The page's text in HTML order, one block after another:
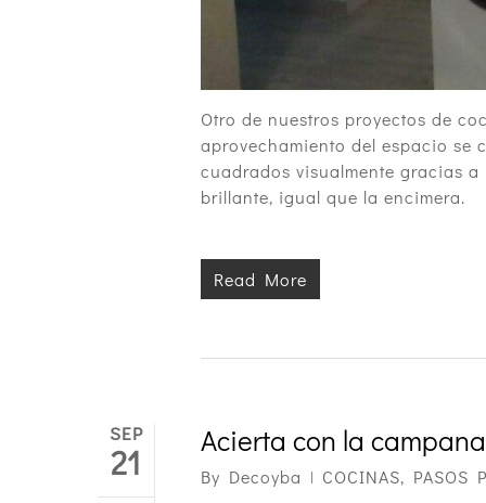
Otro de nuestros proyectos de
aprovechamiento del espacio se
cuadrados visualmente gracias
brillante, igual que la encimera.
Read More
SEP
21
Acierta con la
By Decoyba COCINAS, PASOS